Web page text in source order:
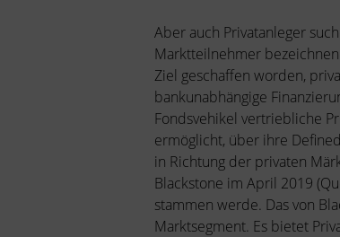
Aber auch Privatanleger
Marktteilnehmer
Ziel geschaffen worden,
bankunabhängige
Fondsvehikel vertriebliche
ermöglicht, über ihre
in Richtung der privaten
Blackstone im April 2019
stammen werde. Das von
Marktsegment. Es bietet